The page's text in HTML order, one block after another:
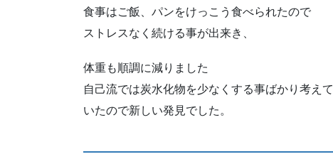
食事はご飯、パンをけっこう食べられたので
ストレスなく続ける事が出来き、
体重も順調に減りました
自己流では炭水化物を少なくする事ばかり考えて
いたので新しい発見でした。